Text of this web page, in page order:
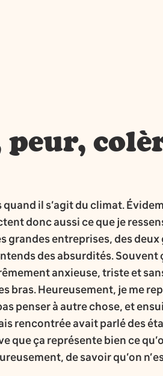
peur,
il s’agit du climat.
donc aussi ce que je
grandes entreprises, des
des absurdités.
anxieuse, triste et
bras. Heureusement, je me
penser à autre chose, et
rencontrée avait parlé des
que ça représente bien ce
de savoir qu’on